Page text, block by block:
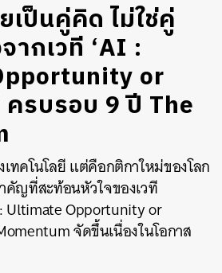
เป็นคู่คิด ไม่ใช่คู่
ากเวที ‘AI :
or
ครบรอบ 9 ปี The
เทคโนโลยี แต่คือกติกาใหม่ของโลก
คัญที่สะท้อนหัวใจของเวที
Ultimate Opportunity or
จัดขึ้นเนื่องในโอกาส